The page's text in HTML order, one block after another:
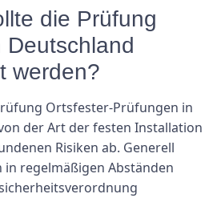
die Prüfung
werden?
Ortsfester-Prüfungen in
der Art der festen Installation
Risiken ab. Generell
regelmäßigen Abständen